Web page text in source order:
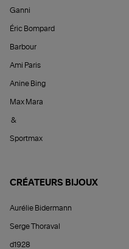
Ganni
Éric Bompard
Barbour
Ami Paris
Anine Bing
Max Mara
&
Sportmax
CRÉATEURS BIJOUX
Aurélie Bidermann
Serge Thoraval
d1928